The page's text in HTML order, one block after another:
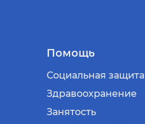
Помощь
Социальная защита
Здравоохранение
Занятость